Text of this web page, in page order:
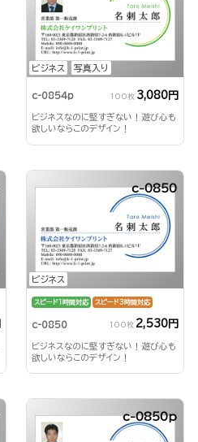
ビジネス 写真入り
c-0854p 100枚 3,080円
ビジネスなのに堅すぎない！遊び心も
欲しいならこのデザイン！
ビジネス
c-0850
スピード1時間対応 スピード3時間対応
c-0850 100枚 2,530円
ビジネスなのに堅すぎない！遊び心も
欲しいならこのデザイン！
c-0850p